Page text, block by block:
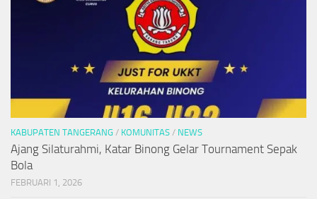
KABUPATEN TANGERANG / KOMUNITAS / NEWS
Ajang Silaturahmi, Katar Binong Gelar Tournament Sepak
Bola
FEBRUARI 1, 2026